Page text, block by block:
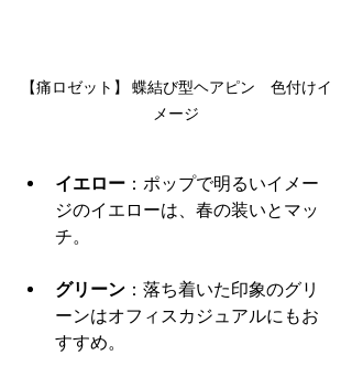
【痛ロゼット】 蝶結び型ヘアピン　色付けイ
メージ
イエロー ：ポップで明るいイメー
ジのイエローは、春の装いとマッ
チ。
グリーン ：落ち着いた印象のグリ
ーンはオフィスカジュアルにもお
すすめ。